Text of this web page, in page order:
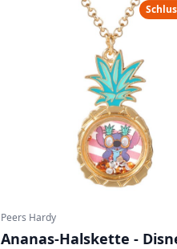
Peers Hardy
Ananas-Halskette -